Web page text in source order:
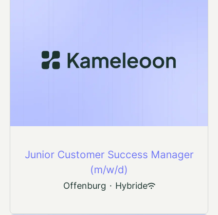
Junior Customer Success Manager
(m/w/d)
Offenburg · Hybride